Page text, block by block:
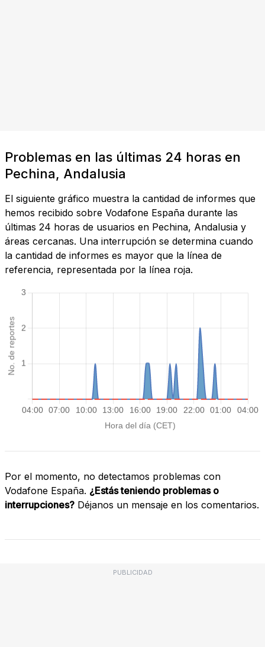
Problemas en las últimas 24 horas en
Pechina, Andalusia
El siguiente gráfico muestra la cantidad de informes que
hemos recibido sobre Vodafone España durante las
últimas 24 horas de usuarios en Pechina, Andalusia y
áreas cercanas. Una interrupción se determina cuando
la cantidad de informes es mayor que la línea de
referencia, representada por la línea roja.
Por el momento, no detectamos problemas con
Vodafone España. ¿Estás teniendo problemas o
interrupciones? Déjanos un mensaje en los comentarios.
PUBLICIDAD